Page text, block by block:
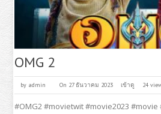
OMG 2
by admin On 27 ธันวาคม 2023 เข้าดู 24
#OMG2 #movietwit #movie2023